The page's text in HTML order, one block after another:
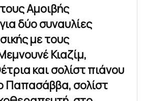
Αμοιβής
δύο συναυλίες
με τους
Κιαζίμ,
και σολίστ πιάνου
Παπασάββα, σολίστ